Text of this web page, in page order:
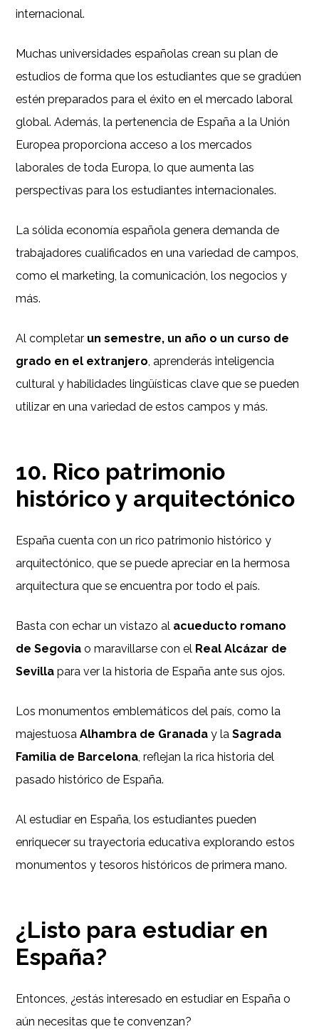
internacional.
Muchas universidades españolas crean su plan de
estudios de forma que los estudiantes que se gradúen
estén preparados para el éxito en el mercado laboral
global. Además, la pertenencia de España a la Unión
Europea proporciona acceso a los mercados
laborales de toda Europa, lo que aumenta las
perspectivas para los estudiantes internacionales.
La sólida economía española genera demanda de
trabajadores cualificados en una variedad de campos,
como el marketing, la comunicación, los negocios y
más.
Al completar un semestre, un año o un curso de
grado en el extranjero, aprenderás inteligencia
cultural y habilidades lingüísticas clave que se pueden
utilizar en una variedad de estos campos y más.
10. Rico patrimonio
histórico y arquitectónico
España cuenta con un rico patrimonio histórico y
arquitectónico, que se puede apreciar en la hermosa
arquitectura que se encuentra por todo el país.
Basta con echar un vistazo al acueducto romano
de Segovia o maravillarse con el Real Alcázar de
Sevillapara ver la historia de España ante sus ojos.
Los monumentos emblemáticos del país, como la
majestuosaAlhambra de Granada y laSagrada
Familia de Barcelona, ​​reflejan la rica historia del
pasado histórico de España.
Al estudiar en España, los estudiantes pueden
enriquecer su trayectoria educativa explorando estos
monumentos y tesoros históricos de primera mano.
¿Listo para estudiar en
España?
Entonces, ¿estás interesado en estudiar en España o
aún necesitas que te convenzan?